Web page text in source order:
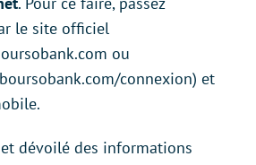
le site officiel
ou
connexion) et
dévoilé des informations